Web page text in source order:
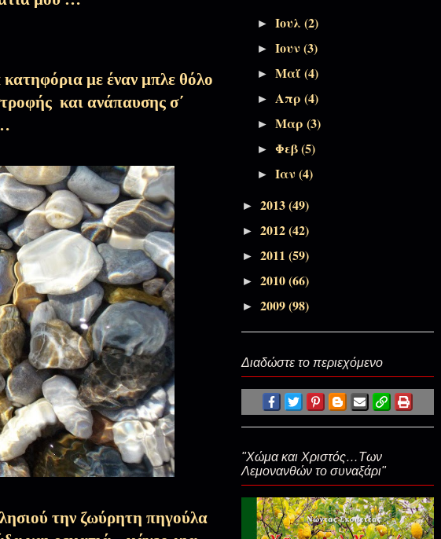
Αποσπάσματα Εκπομπών, Πάσχα-
Πεντηκοστάριο
Αποσπάσματα Εκπομπών, Πάσχα-
Αποσπάσματα Εκπομπών, Πάσχα-
Πεντηκοστάριο
Αποσπάσματα Εκπομπών, Τριώδιο-
Σαρακοστή
Αποσπάσματα Εκπομπών, Τριώδιο-
Σαρακοστή
Της άνυδρης ψυχής μου
Αποσπάσματα Εκπομπών, Τριώδιο-
Σαρακοστή
Ημερολόγιο Όρους, Τριώδιο-Σαρακοστή
με έναν μπλε θόλο
και ανάπαυσης σ΄
την ζωύρητη πηγούλα
►Ιουλ(2)
►Ιουν(3)
►Μαΐ(4)
► Απρ(4)
►Μαρ(3)
►Φεβ(5)
►Ιαν(4)
► 2013(49)
► 2012(42)
► 2011 (59)
► 2010(66)
► 2009(98)
Διαδώστε το περιεχόμενο
"Χώμα και Χριστός…Των
Λεμονανθών το συναξάρι"